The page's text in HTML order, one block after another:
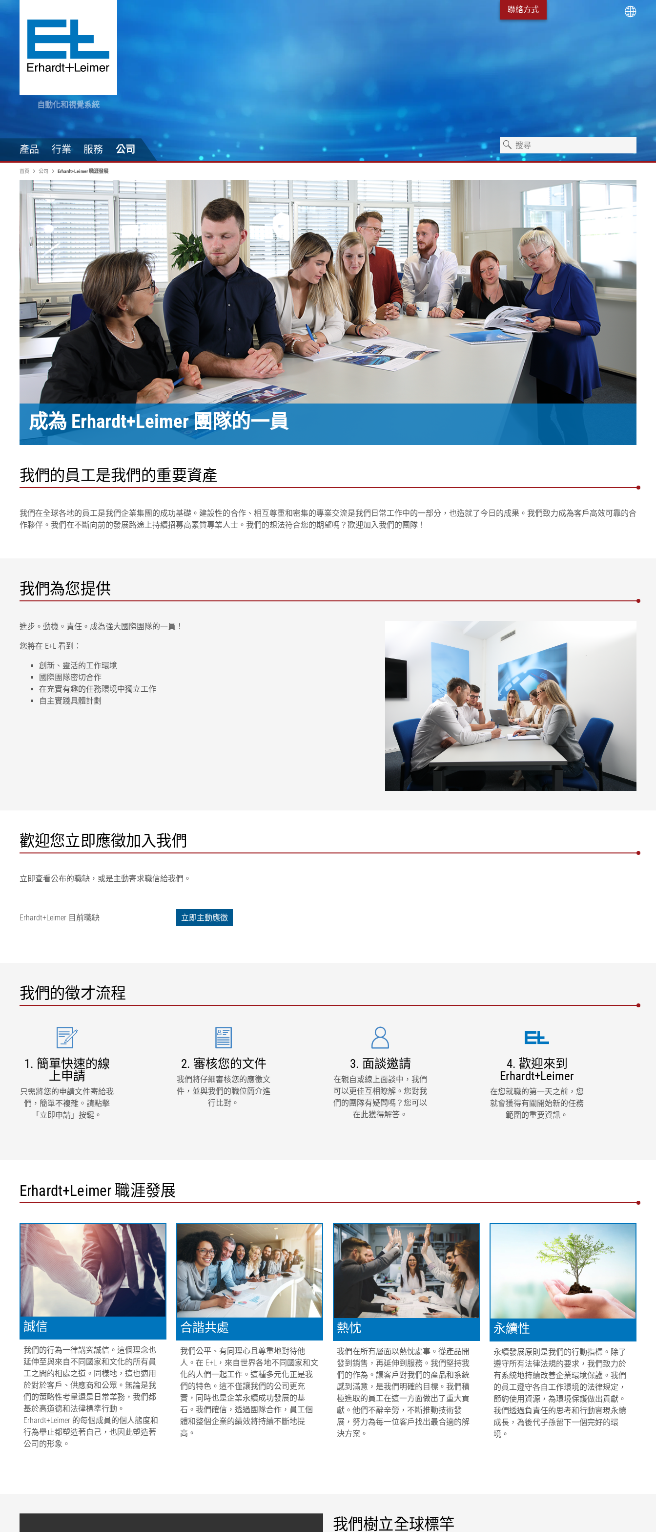
產品
驅動技術
EL.MOTION - BLDC 驅動器
•
顯示全部
自動化技術
瓦楞紙板過程自動化系統
•
顯示全部
幅面運作技術
幅面導正系統
輪胎幅面導正系統
瓦楞紙板幅面導正系統
紡織物幅面導正系統
幅寬控制系統輪胎
•
顯示全部
幅面除塵技術
瓦楞紙板無接觸式幅面清
潔系統
紡織業幅面清潔系統
ELCLEAN
•
顯示全部
輸送帶運作技術
幅面導正系統
造紙行業的毛毯和網布運
造紙行業的毛毯和網布張
•
顯示全部
檢測技術
壓力檢壓
幅面監視系統 ELSCAN
金屬探測系統 ELMETA
輪胎表面檢驗系統
ELSIS 表面檢測，薄膜/紙
張
•
顯示全部
測量技術
針跡或緯紗計數系統
幅面張力測量和控制系統
系統
ELTIM 內嵌式單位面積重
量與厚度測量系統
紡織業的切割系統
獨立機器
瓦楞紙板業的機器
輪胎業的機器
紡織工業用機械
•
顯示全部
E+L 焦點
行業
紡織品、毛毯、不織布
上漿機
切管機
燒毛機
絲光機
KKV 印染機
•
顯示全部
原料加工
滾動切割裝置
塗層生產線
•
顯示全部
圖形
標籤印刷機
複捲檢查設備
數位印刷機
滾筒膠印機
CI 柔版印刷機
•
顯示全部
電池
塗層生產線
壓延設備 / Presse
滾動切割裝置
沖床的相關信息
裝配設備
•
顯示全部
衛生保健
嬰兒紙尿褲機器
女性衛生用品機
成人紙尿褲機
濕巾機
原料加工
•
顯示全部
塑膠
平面擠壓機
薄膜拉伸裝置
•
顯示全部
輪胎和橡膠
紡織簾布壓延線
鋼簾布壓延線
紡織簾布切割設備
鋼簾布切割設備
擠壓線
•
顯示全部
瓦楞紙板
瓦楞紙板生產線
•
顯示全部
造紙機
紙巾機
塗層生產線
其它產業
標籤機
捲筒生產設備
•
顯示全部
服務
MY E+L
訂購
報價
立即註冊
•
顯示全部
MY E+L 常見問答
服務套裝
退貨與維修
服務工具
售後服務檔
公司
隨時掌握最新資訊
展覽會
News
電子報
媒體工具包
•
顯示全部
電子報
註冊 Erhardt+Leimer 電子報並
定期接收有關我們產品、創
企業集團
歐洲服務據點與子公司
美洲服務據點與子公司
亞洲服務據點與子公司
•
顯示全部
公司
理念
品質
歷史
社會責任
•
Erhardt+Leimer 職涯發
展
聯絡方式
自動化和視覺系統
首頁 公司 Erhardt+Leimer 職涯發展
成為 Erhardt+Leimer 團隊的一員
我們的員工是我們的重要資產
我們在全球各地的員工是我們企業集團的成功基礎。建設性的合作、相互尊重和密集的專業交流是我們日常工作中的一部分，也造就了今日的成果。我們致力成為客戶高效可靠的合
作夥伴。我們在不斷向前的發展路途上持續招募高素質專業人士。我們的想法符合您的期望嗎？歡迎加入我們的團隊！
我們為您提供
進步。動機。責任。成為強大國際團隊的一員！
您將在 E+L 看到：
創新、靈活的工作環境
國際團隊密切合作
在充實有趣的任務環境中獨立工作
自主實踐具體計劃
歡迎您立即應徵加入我們
立即查看公布的職缺，或是主動寄求職信給我們。
Erhardt+Leimer 目前職缺 立即主動應徵
我們的徵才流程
1. 簡單快速的線
上申請
只需將您的申請文件寄給我
們，簡單不複雜。請點擊
「立即申請」按鍵。
2. 審核您的文件
我們將仔細審核您的應徵文
件，並與我們的職位簡介進
行比對。
3. 面談邀請
在親自或線上面談中，我們
可以更佳互相瞭解。您對我
們的團隊有疑問嗎？您可以
在此獲得解答。
4. 歡迎來到
Erhardt+Leimer
在您就職的第一天之前，您
就會獲得有關開始新的任務
範圍的重要資訊。
Erhardt+Leimer 職涯發展
誠信
我們的行為一律講究誠信。這個理念也
延伸至與來自不同國家和文化的所有員
工之間的相處之道。同樣地，這也適用
於對於客戶、供應商和公眾。無論是我
們的策略性考量還是日常業務，我們都
基於高道德和法律標準行動。
Erhardt+Leimer 的每個成員的個人態度和
行為舉止都塑造著自己，也因此塑造著
公司的形象。
合諧共處
我們公平、有同理心且尊重地對待他
人。在 E+L，來自世界各地不同國家和文
化的人們一起工作。這種多元化正是我
們的特色。這不僅讓我們的公司更充
實，同時也是企業永續成功發展的基
石。我們確信，透過團隊合作，員工個
體和整個企業的績效將持續不斷地提
高。
熱忱
我們在所有層面以熱忱處事。從產品開
發到銷售，再延伸到服務。我們堅持我
們的作為。讓客戶對我們的產品和系統
感到滿意，是我們明確的目標。我們積
極進取的員工在這一方面做出了重大貢
獻。他們不辭辛勞，不斷推動技術發
展，努力為每一位客戶找出最合適的解
決方案。
永續性
永續發展原則是我們的行動指標。除了
遵守所有法律法規的要求，我們致力於
有系統地持續改善企業環境保護。我們
的員工遵守各自工作環境的法律規定，
節約使用資源，為環境保護做出貢獻。
我們透過負責任的思考和行動實現永續
成長，為後代子孫留下一個完好的環
境。
我們樹立全球標竿